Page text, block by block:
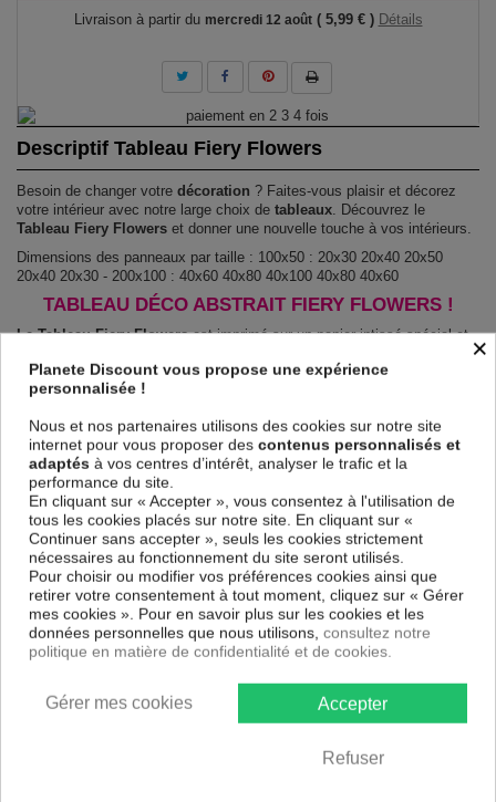
Livraison à partir du mercredi 12 août ( 5,99 € ) Détails
Descriptif Tableau Fiery Flowers
Besoin de changer votre décoration ? Faites-vous plaisir et décorez
votre intérieur avec notre large choix de tableaux. Découvrez le
Tableau Fiery Flowers et donner une nouvelle touche à vos intérieurs.
Dimensions des panneaux par taille : 100x50 : 20x30 20x40 20x50
20x40 20x30 - 200x100 : 40x60 40x80 40x100 40x80 40x60
TABLEAU DÉCO ABSTRAIT FIERY FLOWERS !
Le Tableau Fiery Flowersest imprimé sur un papier intissé spécial et
parfaitement reproduits. Grâce à une impression sur tous les cotés et
une toile tendue sur un châssis fait de matériaux respectueux de
sans avoir à l'encadrer.
Le Tableau Abstrait Fiery Flowersest résistant aux rayons UV,
inodore et 100 % sûr, parfait même pour la chambre à coucher et la
chambre des enfants.
Notre large choix de tableaux tendances et modernes constituent un
moyen simple et pas cher de donner une nouvelle touche à vos
intérieurs, il y en a pour tous les goût.
Descriptif technique
Collection Artgeist
200x100 cm, 100x50 cm
×
Planete Discount vous propose une expérience
personnalisée !
Nous et nos partenaires utilisons des cookies sur notre site
internet pour vous proposer des contenus personnalisés et
adaptés à vos centres d’intérêt, analyser le trafic et la
performance du site.
En cliquant sur « Accepter », vous consentez à l'utilisation de
tous les cookies placés sur notre site. En cliquant sur «
Continuer sans accepter », seuls les cookies strictement
nécessaires au fonctionnement du site seront utilisés.
Pour choisir ou modifier vos préférences cookies ainsi que
retirer votre consentement à tout moment, cliquez sur « Gérer
mes cookies ». Pour en savoir plus sur les cookies et les
données personnelles que nous utilisons, consultez notre
politique en matière de confidentialité et de cookies.
Accepter
Refuser
Gérer mes cookies